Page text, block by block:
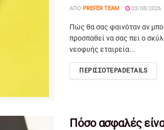
ΑΠΌ PREFER TEAM 03/08/2026
Πώς θα σας φαινόταν αν
προσπαθεί να σας πει ο
νεοφυής εταιρεία...
ΠΕΡΙΣΣΟΤΕΡΑ DETAILS
Πόσο ασφαλές